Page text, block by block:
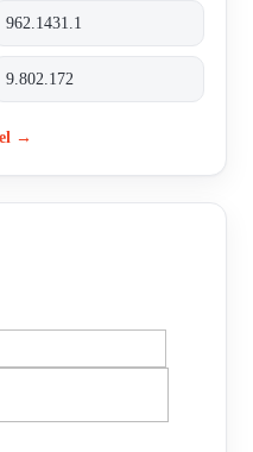
962.1431.1
9.802.172
→